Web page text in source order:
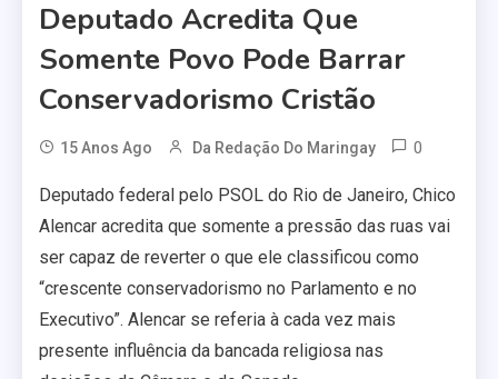
Deputado Acredita Que
Somente Povo Pode Barrar
Conservadorismo Cristão
15 Anos Ago Da Redação Do Maringay 0
Deputado federal pelo PSOL do Rio de Janeiro, Chico
Alencar acredita que somente a pressão das ruas vai
ser capaz de reverter o que ele classificou como
“crescente conservadorismo no Parlamento e no
Executivo”. Alencar se referia à cada vez mais
presente influência da bancada religiosa nas